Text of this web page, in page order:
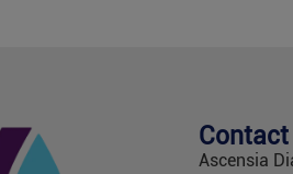
Contact
Ascensia